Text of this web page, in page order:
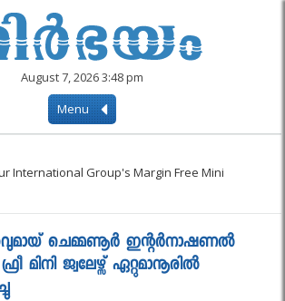
August 7, 2026 3:48 pm
Menu
International Group's Margin Free Mini
ചെമ്മണൂർ ഇന്റർനാഷണൽ
മിനി ജ്വലേഴ്സ് ഏറ്റുമാനൂരിൽ